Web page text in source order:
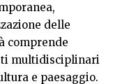
delle
comprende
multidisciplinari
e paesaggio.